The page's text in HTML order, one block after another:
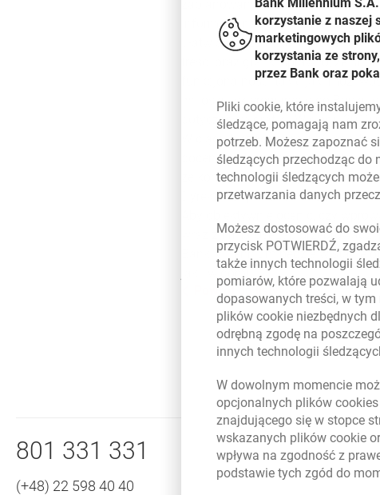
zaplanowanych na bieżący rok,
informacyjna strony.
ułatwia wyszukiwanie produktów
treści oraz grafiki sprawiło, że
funkcjonalności takie jak:
wniosku, skierowanego do
dotyczącym grafiki. W ciągu
W ciągu bieżącego roku Klienci
doceniali, chcemy nadal
że konieczne jest nieprzerwane
Dyrektor Departamentu
wraz z firmą UseLab
Bank Millennium będzie w stanie
jak i w domu.
Powrót do listy
Nawigacja dolna
Zadzwoń do nas
801 331 331
(+48) 22 598 40 40
korzystanie z naszej
marketingowych
korzystania ze
przez Bank oraz
Plikicookie, które
śledzące, pomagają nam
potrzeb. Możesz zapoznać
śledzących przechodząc do
technologii śledzących
przetwarzania danych
Możesz dostosować do
przycisk POTWIERDŹ,
także innych technologii
pomiarów, które pozwalają
dopasowanych treści, w
plikówcookie niezbędnych
odrębną zgodę na
innych technologii
W dowolnym momencie
opcjonalnych plikówcookies
znajdującego się w stopce
wskazanych plikówcookie
wpływa na zgodność z
podstawie tych zgód do